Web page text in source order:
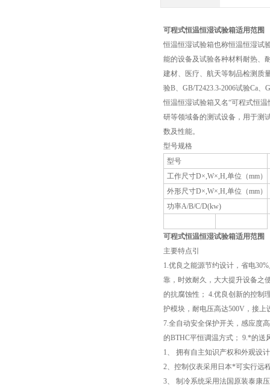
可程式恒温恒湿试验箱适用范围
恒温恒湿试验箱也称恒温恒湿试
能的设备及试验各种材料耐热、
建材、医疗、航天等制品检测质
验B、GB/T2423.3-2006试验Ca、
恒温恒湿试验箱又名“可程式恒
研等领域备的测试设备，用于测
数及性能。
型号规格
型号
工作尺寸D×,W×,H,单位（mm）
外形尺寸D×,W×,H,单位（mm）
功率A/B/C/D(kw)
可程式恒温恒湿试验箱适用范围
主要特点引
1.优良之能源节约设计，省电
靠，时效耐久，大大提升设备之
的抗腐蚀性； 4.优良创新的控制
护模块，耐电压高达500V，接
7.全自动安全保护开关，感应度
的BTHC平恒调温方式； 9.*的送
1、 拥有自主知识产权和外观设
2、控制仪表采用日本*可实行远
3、 制冷系统采用法国原装泰康